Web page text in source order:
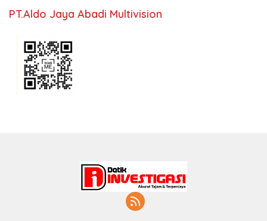
PT.Aldo Jaya Abadi Multivision